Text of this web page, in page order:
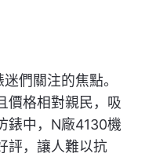
們關注的焦點。
價格相對親民，吸
錶中，N廠4130機
評，讓人難以抗